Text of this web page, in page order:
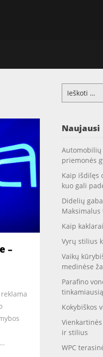
–
Ieškoti:
Naujausi
priemonės
Kaip išdilęs
kuo gali
Didelių
Maksimalus
Kaip
Vyrų stilius
Vaikų
medinėse
Parafino
Kokybiškos
ir stilius
WPC